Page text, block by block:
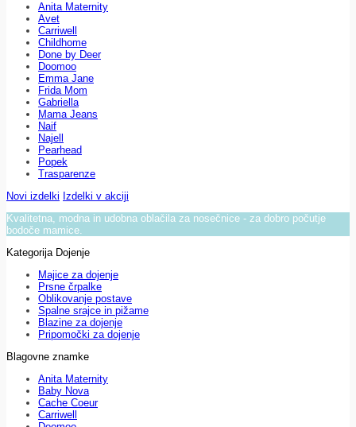
Anita Maternity
Avet
Carriwell
Childhome
Done by Deer
Doomoo
Emma Jane
Frida Mom
Gabriella
Mama Jeans
Naif
Najell
Pearhead
Popek
Trasparenze
Novi izdelki Izdelki v akciji
Kvalitetna, modna in udobna oblačila za nosečnice - za dobro počutje
bodoče mamice.
Kategorija Dojenje
Majice za dojenje
Prsne črpalke
Oblikovanje postave
Spalne srajce in pižame
Blazine za dojenje
Pripomočki za dojenje
Blagovne znamke
Anita Maternity
Baby Nova
Cache Coeur
Carriwell